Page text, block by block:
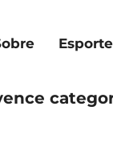
Esporte